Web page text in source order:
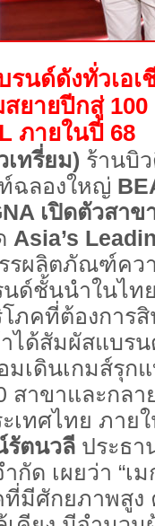
รนด์ดังทั่วเอ
ยายปีกสู่
ภายในปี 68
ทรี่ยม) ร้านบิ
ฉลองใหญ่
เปิดตัวสา
Asia’s
รผลิตภัณฑ์คว
นด์ชั้นนำในไ
ภคที่ต้องการ
ด้สัมผัสแบรน
มเดินเกมส์รุก
สาขาและกลา
เทศไทย ภาย
รัตนวลี ประธา
ด เผยว่า “เ
มีศักยภาพสูง